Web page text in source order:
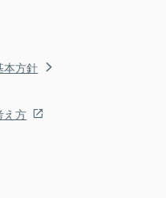
本方針
え方